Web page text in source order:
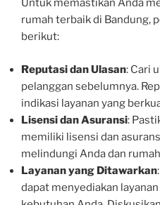
Untuk memastikan Anda
rumah terbaik di Bandung,
berikut:
Reputasi dan Ulasan: Cari
pelanggan sebelumnya.
indikasi layanan yang
Lisensi dan Asuransi:
memiliki lisensi dan
melindungi Anda dan
Layanan yang Ditawarkan
dapat menyediakan